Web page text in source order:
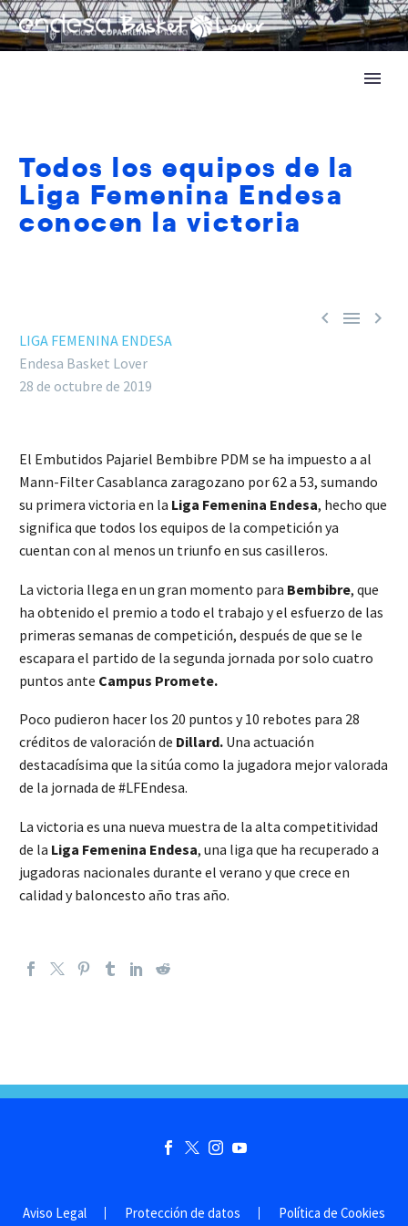
Todos los equipos de la
Liga Femenina Endesa
conocen la victoria
  
LIGA FEMENINA ENDESA
Endesa Basket Lover
28 de octubre de 2019
El Embutidos Pajariel Bembibre PDM se ha impuesto a al
Mann-Filter Casablanca zaragozano por 62 a 53, sumando
su primera victoria en la Liga Femenina Endesa, hecho que
significa que todos los equipos de la competición ya
cuentan con al menos un triunfo en sus casilleros.
La victoria llega en un gran momento para Bembibre, que
ha obtenido el premio a todo el trabajo y el esfuerzo de las
primeras semanas de competición, después de que se le
escapara el partido de la segunda jornada por solo cuatro
puntos ante Campus Promete.
Poco pudieron hacer los 20 puntos y 10 rebotes para 28
créditos de valoración de Dillard. Una actuación
destacadísima que la sitúa como la jugadora mejor valorada
de la jornada de #LFEndesa.
La victoria es una nueva muestra de la alta competitividad
de la Liga Femenina Endesa, una liga que ha recuperado a
jugadoras nacionales durante el verano y que crece en
calidad y baloncesto año tras año.
Aviso Legal Protección de datos Política de Cookies